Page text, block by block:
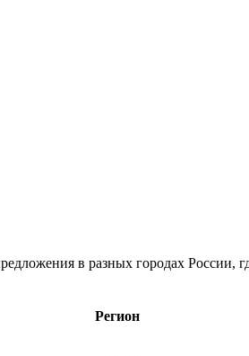
в разных городах России,
Регион